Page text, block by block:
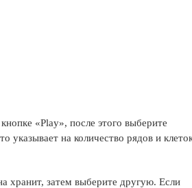
«Play», после этого выберите
указывает на количество рядов и
хранит, затем выберите другую. Если